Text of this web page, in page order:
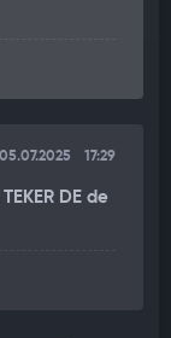
05.07.2025 17:29
DE de